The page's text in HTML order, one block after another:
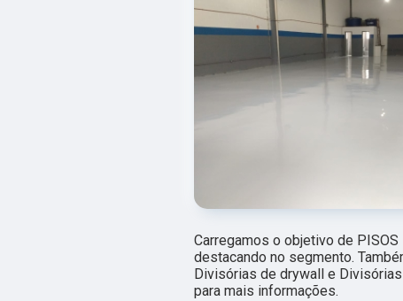
Carregamos o objetivo de PISOS
destacando no segmento.
Divisórias de drywall e
para mais informações.